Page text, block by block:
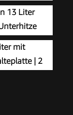
bis
und
13 Liter
kleiner
bis
mit
| 2